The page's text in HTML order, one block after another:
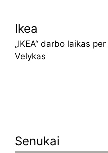
Ikea
„IKEA“ darbo laikas per
Velykas
Senukai